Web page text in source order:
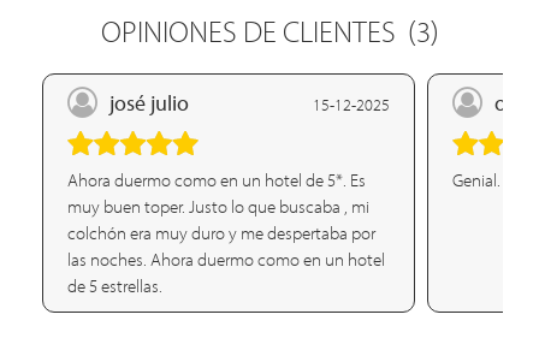
OPINIONES DE CLIENTES (3)
josé julio 15-12-2025
Ahora duermo como en un hotel de 5*. Es
muy buen toper. Justo lo que buscaba , mi
colchón era muy duro y me despertaba por
las noches. Ahora duermo como en un hotel
de 5 estrellas.
olga
Genial.